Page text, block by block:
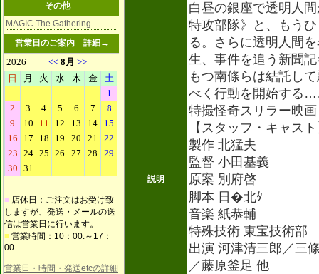
その他
MAGIC The Gathering
営業日のご案内 詳細→
■ 店休日：ご注文はお受け致
しますが、発送・メールの送
信は営業日に行います。
■ 営業時間：10：00.～17：
00
営業日・時間・発送etcの詳細
説明
白昼の銀座で透明人
特攻部隊》と、もう
る。さらに透明人間
生、事件を追う新聞
もつ南條らは結託し
べく行動を開始する
特撮怪奇スリラー映
【スタッフ・キャス
製作 北猛夫
監督 小田基義
原案 別府啓
脚本 日�北ﾀ
音楽 紙恭輔
特殊技術 東宝技術部
出演 河津清三郎／三
／藤原釜足 他